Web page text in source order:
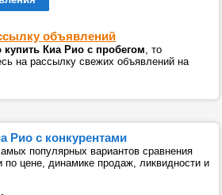
объявлений
Киа Рио с пробегом, то
на рассылку свежих объявлений на
Рио с конкурентами
популярных вариантов сравнения
по цене, динамике продаж, ликвидности и